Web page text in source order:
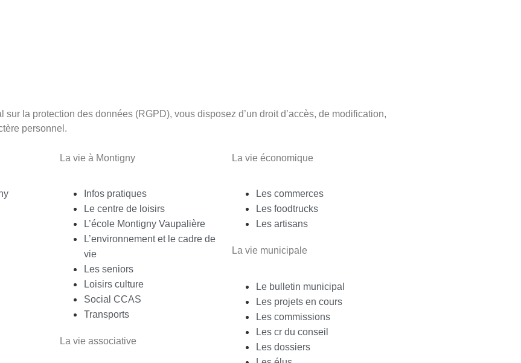
la protection des données (RGPD), vous disposez d’un droit d’accès, de modification,
personnel.
La vie à Montigny
Infos pratiques
Le centre de loisirs
L’école Montigny Vaupalière
L’environnement et le cadre de
vie
Les seniors
Loisirs culture
Social CCAS
Transports
La vie associative
La vie économique
Les commerces
Les foodtrucks
Les artisans
La vie municipale
Le bulletin municipal
Les projets en cours
Les commissions
Les cr du conseil
Les dossiers